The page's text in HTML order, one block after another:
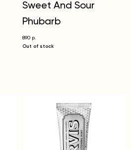
Sweet And Sour
Phubarb
890 р.
Out of stock